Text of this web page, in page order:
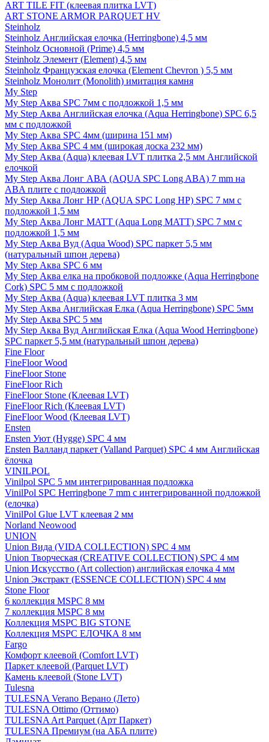
ART TILE FIT (клеевая плитка LVT)
ART STONE ARMOR PARQUET HV
Steinholz
Steinholz Английская елочка (Herringbone) 4,5 мм
Steinholz Основной (Prime) 4,5 мм
Steinholz Элемент (Element) 4,5 мм
Steinholz Французская елочка (Element Chevron ) 5,5 мм
Steinholz Монолит (Monolith) имитация камня
My Step
My Step Аква SPC 7мм c подложкой 1,5 мм
My Step Аква Английская елочка (Aqua Herringbone) SPC 6,5
мм с подложкой
My Step Аква SPC 4мм (ширина 151 мм)
My Step Аква SPC 4 мм (широкая доска 232 мм)
My Step Аква (Aqua) клеевая LVT плитка 2,5 мм Английской
елочкой
My Step Аква Лонг АВА (AQUA SPC Long ABA) 7 mm на
ABA плите с подложкой
My Step Аква Лонг НР (AQUA SPC Long HP) SPC 7 мм с
подложкой 1,5 мм
My Step Аква Лонг MATT (Aqua Long MATT) SPC 7 мм с
подложкой 1,5 мм
My Step Аква Вуд (Aqua Wood) SPC паркет 5,5 мм
(натуральный шпон дерева)
My Step Аква SPC 6 мм
My Step Аква елка на пробковой подложке (Aqua Herringbone
Cork) SPC 5 мм с подложкой
My Step Аква (Aqua) клеевая LVT плитка 3 мм
My Step Аква Английская Елка (Aqua Herringbone) SPC 5мм
My Step Аква SPC 5 мм
My Step Аква Вуд Английская Елка (Aqua Wood Herringbone)
SPC паркет 5,5 мм (натуральный шпон дерева)
Fine Floor
FineFloor Wood
FineFloor Stone
FineFloor Rich
FineFloor Stone (Клеевая LVT)
FineFloor Rich (Клеевая LVT)
FineFloor Wood (Клеевая LVT)
Ensten
Ensten Уют (Hygge) SPC 4 мм
Ensten Валланд паркет (Valland Parquet) SPC 4 мм Английская
ёлочка
VINILPOL
Vinilpol SPC 5 мм интегрированная подложка
VinilPol SPC Herringbone 7 mm с интегрированной подложкой
(елочка)
VinilPol Glue LVT клеевая 2 мм
Norland Neowood
UNION
Union Вида (VIDA COLLECTION) SPC 4 мм
Union Творческая (CREATIVE COLLECTION) SPC 4 мм
Union Искусство (Art collection) английская елочка 4 мм
Union Экстракт (ESSENCE COLLECTION) SPC 4 мм
Stone Floor
6 коллекция MSPC 8 мм
7 коллекция MSPC 8 мм
Коллекция MSPC BIG STONE
Коллекция MSPC ЕЛОЧКА 8 мм
Fargo
Комфорт клеевой (Comfort LVT)
Паркет клеевой (Parquet LVT)
Камень клеевой (Stone LVT)
Tulesna
TULESNA Verano Верано (Лето)
TULESNA Ottimo (Оттимо)
TULESNA Art Parquet (Арт Паркет)
TULESNA Премиум (на АБА плите)